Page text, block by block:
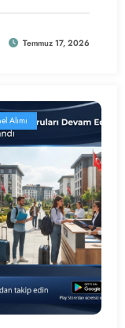
Temmuz 17, 2026
Alımı